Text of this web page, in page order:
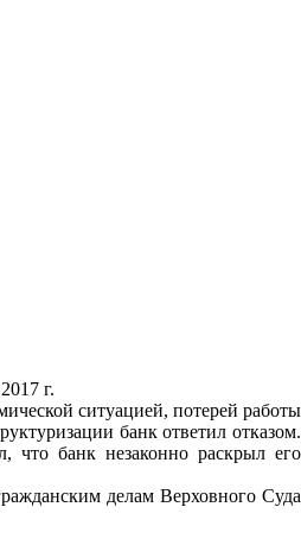
г.
ситуацией, потерей работы
банк ответил отказом.
что банк незаконно раскрыл его
делам Верховного Суда